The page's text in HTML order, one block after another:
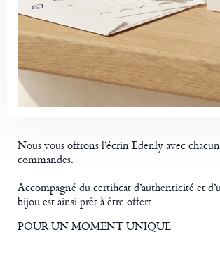
Nous vous offrons l’écrin Edenly avec
commandes.
Accompagné du certificat d’authenticité et
bijou est ainsi prêt à être offert.
POUR UN MOMENT UNIQUE